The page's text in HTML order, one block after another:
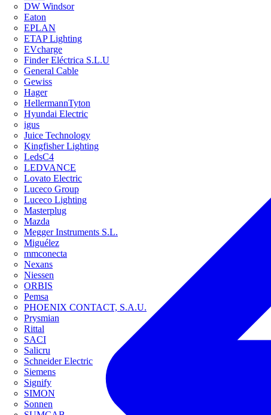
DW Windsor
Eaton
EPLAN
ETAP Lighting
EVcharge
Finder Eléctrica S.L.U
General Cable
Gewiss
Hager
HellermannTyton
Hyundai Electric
igus
Juice Technology
Kingfisher Lighting
LedsC4
LEDVANCE
Lovato Electric
Luceco Group
Luceco Lighting
Masterplug
Mazda
Megger Instruments S.L.
Miguélez
mmconecta
Nexans
Niessen
ORBIS
Pemsa
PHOENIX CONTACT, S.A.U.
Prysmian
Rittal
SACI
Salicru
Schneider Electric
Siemens
Signify
SIMON
Sonnen